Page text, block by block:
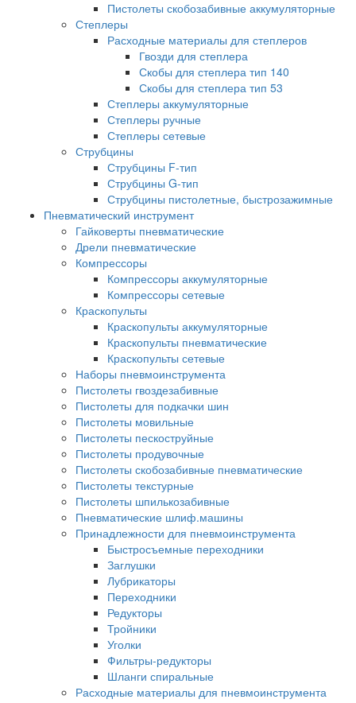
Пистолеты скобозабивные аккумуляторные
Степлеры
Расходные материалы для степлеров
Гвозди для степлера
Скобы для степлера тип 140
Скобы для степлера тип 53
Степлеры аккумуляторные
Степлеры ручные
Степлеры сетевые
Струбцины
Струбцины F-тип
Струбцины G-тип
Струбцины пистолетные, быстрозажимные
Пневматический инструмент
Гайковерты пневматические
Дрели пневматические
Компрессоры
Компрессоры аккумуляторные
Компрессоры сетевые
Краскопульты
Краскопульты аккумуляторные
Краскопульты пневматические
Краскопульты сетевые
Наборы пневмоинструмента
Пистолеты гвоздезабивные
Пистолеты для подкачки шин
Пистолеты мовильные
Пистолеты пескоструйные
Пистолеты продувочные
Пистолеты скобозабивные пневматические
Пистолеты текстурные
Пистолеты шпилькозабивные
Пневматические шлиф.машины
Принадлежности для пневмоинструмента
Быстросъемные переходники
Заглушки
Лубрикаторы
Переходники
Редукторы
Тройники
Уголки
Фильтры-редукторы
Шланги спиральные
Расходные материалы для пневмоинструмента